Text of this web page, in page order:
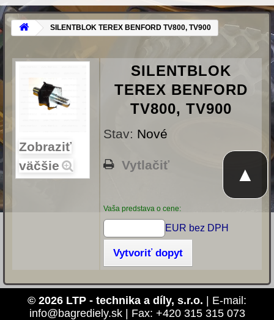
SILENTBLOK TEREX BENFORD TV800, TV900
Zobraziť
väčšie
SILENTBLOK
TEREX BENFORD
TV800, TV900
Stav: Nové
Vytlačiť
Vaša predstava o cene:
EUR bez DPH
Vytvoriť dopyt
© 2026 LTP - technika a díly, s.r.o. | E-mail:
info@bagrediely.sk | Fax: +420 315 315 073
▲